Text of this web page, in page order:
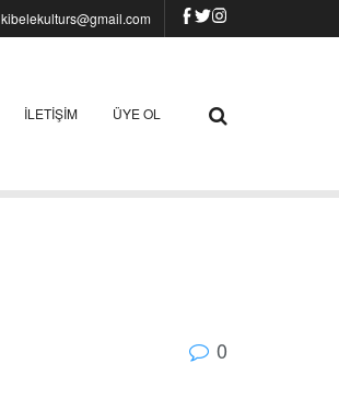
kibelekulturs@gmail.com
İLETIŞIM ÜYE OL
0